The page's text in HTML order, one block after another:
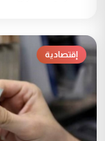
إقتصادية